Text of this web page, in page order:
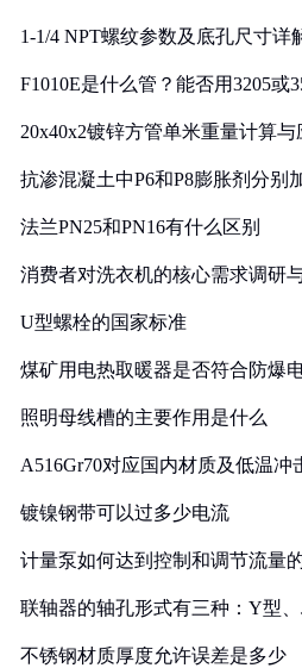
1-1/4 NPT螺纹参数及底孔尺寸详
F1010E是什么管？能否用3205或
20x40x2镀锌方管单米重量计算
抗渗混凝土中P6和P8膨胀剂分别
法兰PN25和PN16有什么区别
消费者对洗衣机的核心需求调研
U型螺栓的国家标准
煤矿用电热取暖器是否符合防爆
照明母线槽的主要作用是什么
A516Gr70对应国内材质及低温冲
镀镍钢带可以过多少电流
计量泵如何达到控制和调节流量
联轴器的轴孔形式有三种：Y型
不锈钢材质厚度允许误差是多少